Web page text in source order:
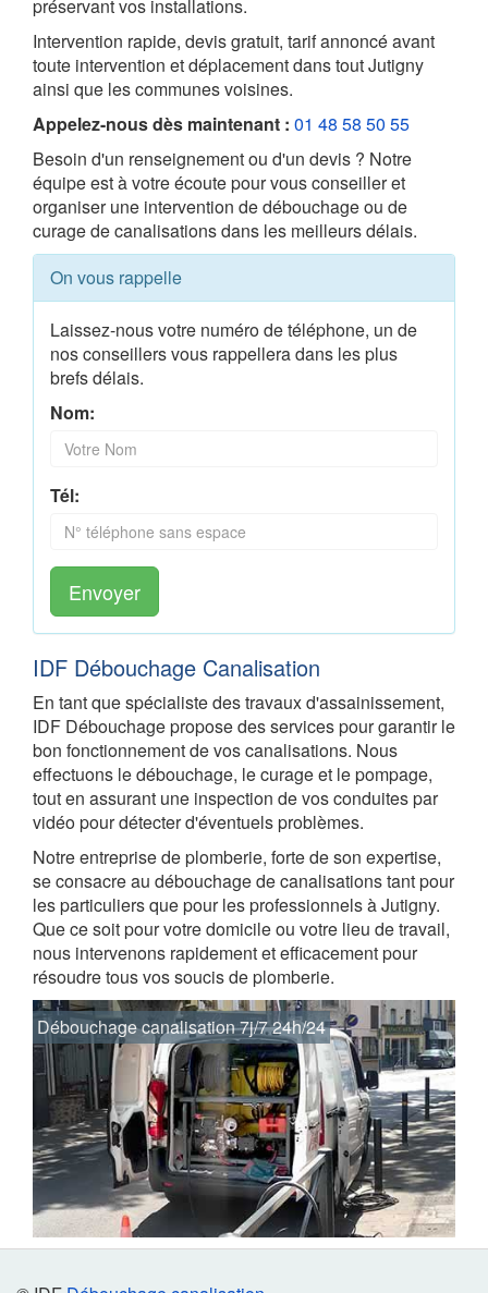
préservant vos installations.
Intervention rapide, devis gratuit, tarif annoncé avant
toute intervention et déplacement dans tout Jutigny
ainsi que les communes voisines.
Appelez-nous dès maintenant : 01 48 58 50 55
Besoin d'un renseignement ou d'un devis ? Notre
équipe est à votre écoute pour vous conseiller et
organiser une intervention de débouchage ou de
curage de canalisations dans les meilleurs délais.
On vous rappelle
Laissez-nous votre numéro de téléphone, un de
nos conseillers vous rappellera dans les plus
brefs délais.
Nom:
Tél:
Envoyer
IDF Débouchage Canalisation
En tant que spécialiste des travaux d'assainissement,
IDF Débouchage propose des services pour garantir le
bon fonctionnement de vos canalisations. Nous
effectuons le débouchage, le curage et le pompage,
tout en assurant une inspection de vos conduites par
vidéo pour détecter d'éventuels problèmes.
Notre entreprise de plomberie, forte de son expertise,
se consacre au débouchage de canalisations tant pour
les particuliers que pour les professionnels à Jutigny.
Que ce soit pour votre domicile ou votre lieu de travail,
nous intervenons rapidement et efficacement pour
résoudre tous vos soucis de plomberie.
Débouchage canalisation 7j/7 24h/24